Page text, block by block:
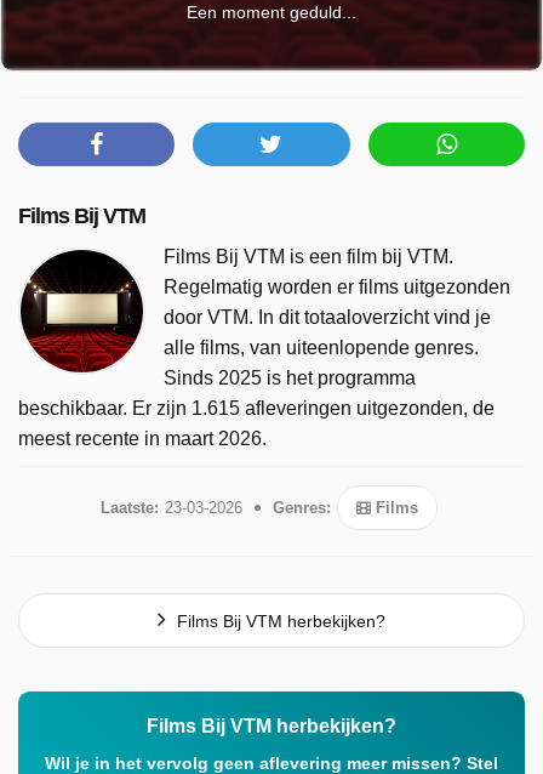
Een moment geduld...
Films Bij VTM
Films Bij VTM is een film bij VTM.
Regelmatig worden er films uitgezonden
door VTM. In dit totaaloverzicht vind je
alle films, van uiteenlopende genres.
Sinds 2025 is het programma
beschikbaar. Er zijn 1.615 afleveringen uitgezonden, de
meest recente in maart 2026.
Laatste: 23-03-2026 Genres: Films
Films Bij VTM herbekijken?
Films Bij VTM herbekijken?
Wil je in het vervolg geen aflevering meer missen? Stel